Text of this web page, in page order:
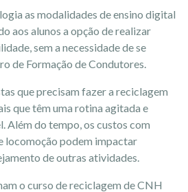
as modalidades de ensino digital
aos alunos a opção de realizar
sem a necessidade de se
de Formação de Condutores.
que precisam fazer a reciclagem
que têm uma rotina agitada e
Além do tempo, os custos com
locomoção podem impactar
de outras atividades.
o curso de reciclagem de CNH